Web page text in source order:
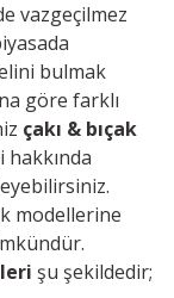
vazgeçilmez
bulmak
göre farklı
çakı & bıçak
hakkında
modellerine
şu şekildedir;